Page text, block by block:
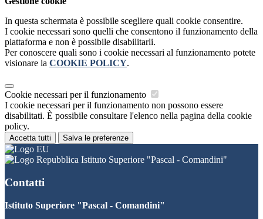
In questa schermata è possibile scegliere quali cookie consentire.
I cookie necessari sono quelli che consentono il funzionamento della
piattaforma e non è possibile disabilitarli.
Per conoscere quali sono i cookie necessari al funzionamento potete
visionare la COOKIE POLICY.
Cookie necessari per il funzionamento
I cookie necessari per il funzionamento non possono essere
disabilitati. È possibile consultare l'elenco nella pagina della cookie
policy.
Accetta tutti Salva le preferenze
Istituto Superiore "Pascal - Comandini"
Contatti
Istituto Superiore "Pascal - Comandini"